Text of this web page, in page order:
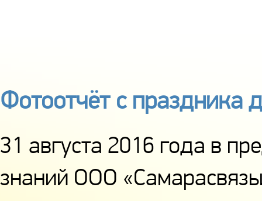
Фотоотчёт с праздника
31 августа 2016 года в
знаний ООО